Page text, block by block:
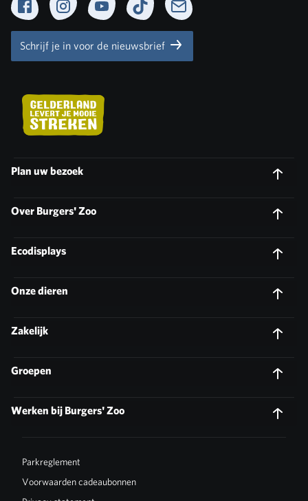
FacebookInstagramYouTubeTikTok Newsletter
Schrijf je in voor de nieuwsbrief
Plan uw bezoek
Over Burgers' Zoo
Ecodisplays
Onze dieren
Zakelijk
Groepen
Werken bij Burgers' Zoo
Parkreglement
Voorwaarden cadeaubonnen